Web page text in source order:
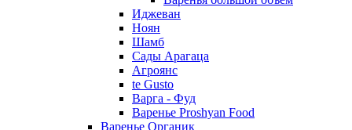
Иджеван
Ноян
Шамб
Сады Арагаца
Агроянс
te Gusto
Варга - Фуд
Варенье Proshyan Food
Варенье Органик